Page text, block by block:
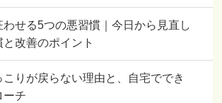
わせる5つの悪習慣｜今日から見直し
改善のポイント
こりが戻らない理由と、自宅ででき
ーチ